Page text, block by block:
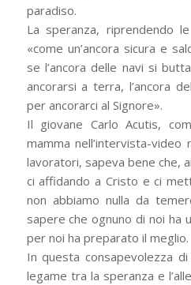
paradiso.
La speranza, riprendendo
«come un’ancora sicura e
se l’ancora delle navi si
ancorarsi a terra, l’ancora
per ancorarci al Signore».
Il giovane Carlo Acutis,
mamma nell’intervista-video
lavoratori, sapeva bene che,
ci affidando a Cristo e ci
non abbiamo nulla da
sapere che ognuno di noi ha
per noi ha preparato il meglio.
In questa consapevolezza
legame tra la speranza e